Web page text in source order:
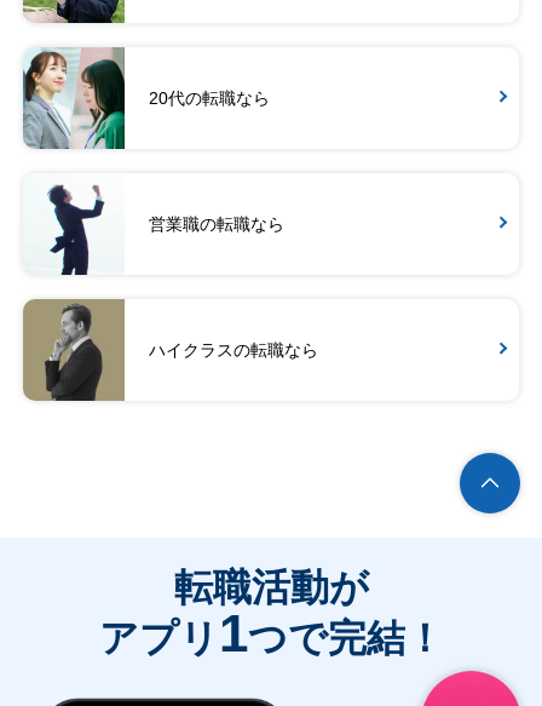
20代の転職なら
営業職の転職なら
ハイクラスの転職なら
転職活動が
アプリ 1つで完結！